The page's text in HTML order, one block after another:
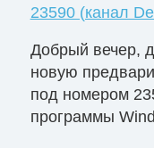
23590 (канал
Добрый вечер,
новую
под номером
программы